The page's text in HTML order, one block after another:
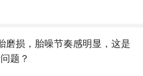
磨损，胎噪节奏感明显，这是
题？